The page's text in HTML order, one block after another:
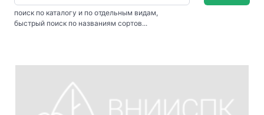
поиск по каталогу и по отдельным видам,
быстрый поиск по названиям сортов...